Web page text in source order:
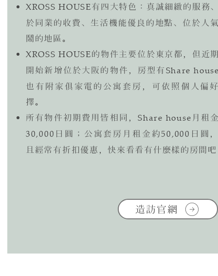
XROSS HOUSE有四大特色：真誠細緻的服務
於同業的收費、生活機能優良的地點、位於人
鬧的地區。
XROSS HOUSE的物件主要位於東京都，但近
開始新增位於大阪的物件，房型有Share
也有附家俱家電的公寓套房，可依照個人偏
擇。
所有物件初期費用皆相同，Share house 月租
30,000 日圓； 公寓套房月租金約50,000 日圓
且經常有折扣優惠，快來看看有什麼樣的房間
造訪官網